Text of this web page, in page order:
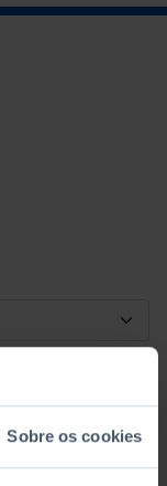
Sobre os cookies